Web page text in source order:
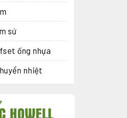
sứ
ống nhựa
nhiệt